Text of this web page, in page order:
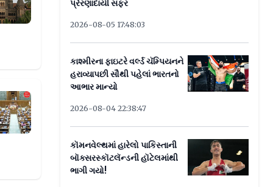
થયા ચોંકાવનારા આંકડા
પ્રેરણાદાયી સફર
2026-08-05 17:48:03
કાશ્મીરના ફાઇટરે વર્લ્ડ ચૅમ્પિયનને
હરાવ્યાપછી સૌથી પહેલાં ભારતનો
આભાર માન્યો
2026-08-04 22:38:47
કૉમનવેલ્થમાં હારેલો પાકિસ્તાની
બૉક્સરસ્કૉટલૅન્ડની હૉટેલમાંથી
ભાગી ગયો!